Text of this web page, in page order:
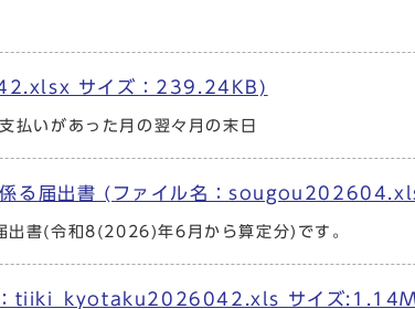
サイズ：239.24KB)
払いがあった月の翌々月の末日
係る届出書 (ファイル名：
出書(令和8(2026)年6月から算定分)です。
：tiiki_kyotaku2026042.xls サイズ